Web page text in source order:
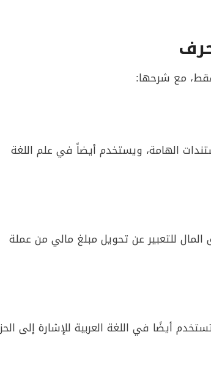
مع شرحها:
الهامة، ويستخدم أيضاً في علم اللغة
للتعبير عن تحويل مبلغ مالي من عملة
أيضًا في اللغة العربية للإشارة إلى